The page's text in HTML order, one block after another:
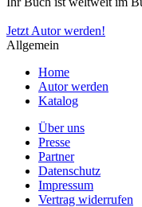
Jetzt Autor werden!
Allgemein
Home
Autor werden
Katalog
Über uns
Presse
Partner
Datenschutz
Impressum
Vertrag widerrufen